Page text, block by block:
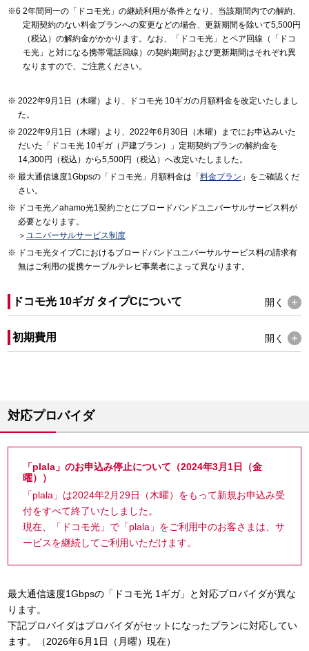
2年間同一の「ドコモ光」の継続利用が条件となり、当該期間内での解約、
定期契約のない料金プランへの変更などの場合、更新期間を除いて5,500円
（税込）の解約金がかかります。なお、「ドコモ光」とペア回線（「ドコ
モ光」と対になる携帯電話回線）の契約期間および更新期間はそれぞれ異
なりますので、ご注意ください。
2022年9月1日（木曜）より、ドコモ光 10ギガの月額料金を改定いたしまし
た。
2022年9月1日（木曜）より、2022年6月30日（木曜）までにお申込みいた
だいた「ドコモ光 10ギガ（戸建プラン）」定期契約プランの解約金を
14,300円（税込）から5,500円（税込）へ改定いたしました。
最大通信速度1Gbpsの「ドコモ光」月額料金は「 料金プラン 」をご確認くだ
さい。
ドコモ光／ahamo光1契約ごとにブロードバンドユニバーサルサービス料が
必要となります。
＞ ユニバーサルサービス制度
ドコモ光タイプCにおけるブロードバンドユニバーサルサービス料の請求有
無はご利用の提携ケーブルテレビ事業者によって異なります。
ドコモ光 10ギガ タイプCについて 開く
初期費用 開く
対応プロバイダ
「plala」のお申込み停止について（2024年3月1日（金
曜））
「plala」は2024年2月29日（木曜）をもって新規お申込み受
付をすべて終了いたしました。
現在、「ドコモ光」で「plala」をご利用中のお客さまは、サ
ービスを継続してご利用いただけます。
最大通信速度1Gbpsの「ドコモ光 1ギガ」と対応プロバイダが異な
ります。
下記プロバイダはプロバイダがセットになったプランに対応してい
ます。（2026年6月1日（月曜）現在）